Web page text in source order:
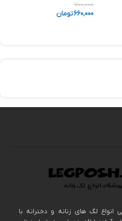
700,000
660,000تومان
لگ های زنانه و دخترانه با